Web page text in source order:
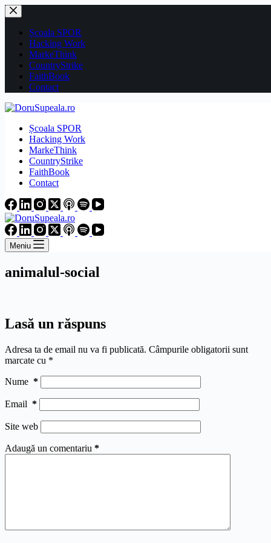
Sari
la
conținutȘcoala SPOR
Hacking Work
MarkeThink
CountryStrike
FaithBook
Contact
Școala SPOR
Hacking Work
MarkeThink
CountryStrike
FaithBook
Contact
Meniu
animalul-social
Lasă un răspuns
Adresa ta de email nu va fi publicată. Câmpurile obligatorii sunt
marcate cu *
Nume *
Email *
Site web
Adaugă un comentariu *